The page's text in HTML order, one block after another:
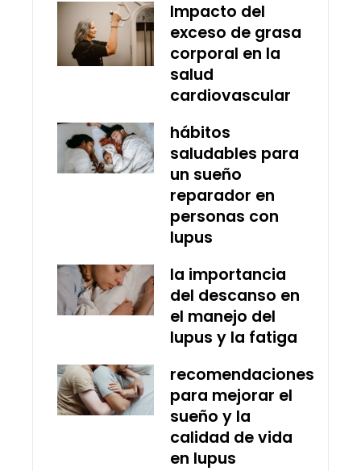
Impacto del
exceso de grasa
corporal en la
salud
cardiovascular
hábitos
saludables para
un sueño
reparador en
personas con
lupus
la importancia
del descanso en
el manejo del
lupus y la fatiga
recomendaciones
para mejorar el
sueño y la
calidad de vida
en lupus